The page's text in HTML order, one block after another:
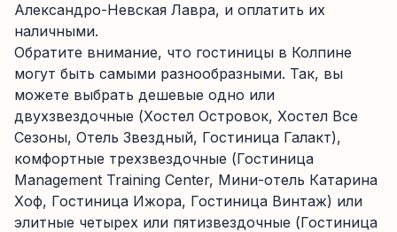
Александро-Невская Лавра, и оплатить их
наличными.
Обратите внимание, что гостиницы в Колпине
могут быть самыми разнообразными. Так, вы
можете выбрать дешевые одно или
двухзвездочные (Хостел Островок, Хостел Все
Сезоны, Отель Звездный, Гостиница Галакт),
комфортные трехзвездочные (Гостиница
Management Training Center, Мини-отель Катарина
Хоф, Гостиница Ижора, Гостиница Винтаж) или
элитные четырех или пятизвездочные (Гостиница